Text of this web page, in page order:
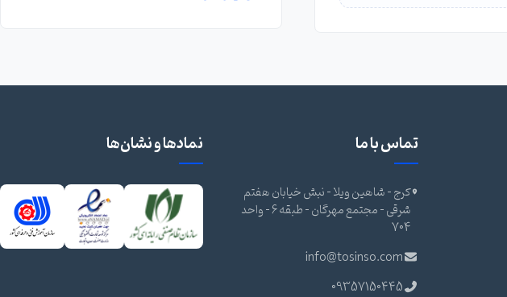
تماس با ما
کرج - شاهین ویلا - نبش خیابان هفتم
شرقی - مجتمع مهرگان - طبقه 6 - واحد
704
info@tosinso.com
09357150445
نمادها و نشان‌ها